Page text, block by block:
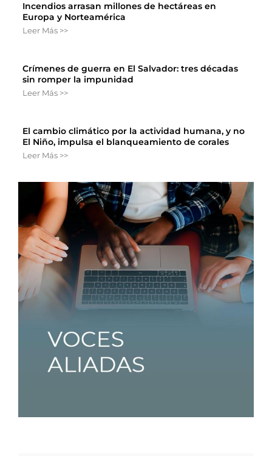
Incendios arrasan millones de hectáreas en
Europa y Norteamérica
Leer Más >>
Crímenes de guerra en El Salvador: tres décadas
sin romper la impunidad
Leer Más >>
El cambio climático por la actividad humana, y no
El Niño, impulsa el blanqueamiento de corales
Leer Más >>